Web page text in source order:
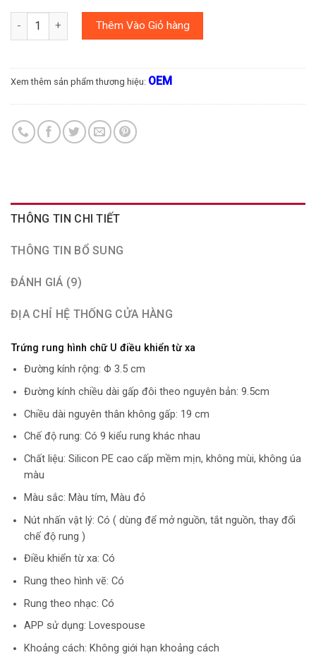
Số lượng Thêm Vào Giỏ hàng
Xem thêm sản phẩm thương hiệu: OEM
THÔNG TIN CHI TIẾT
THÔNG TIN BỔ SUNG
ĐÁNH GIÁ (9)
ĐỊA CHỈ HỆ THỐNG CỬA HÀNG
Trứng rung hình chữ U điều khiển từ xa
Đường kính rộng: Φ 3.5 cm
Đường kính chiều dài gấp đôi theo nguyên bản: 9.5cm
Chiều dài nguyên thân không gấp: 19 cm
Chế độ rung: Có 9 kiểu rung khác nhau
Chất liệu: Silicon PE cao cấp mềm mịn, không mùi, không úa
màu
Màu sắc: Màu tím, Màu đỏ
Nút nhấn vật lý: Có ( dùng để mở nguồn, tắt nguồn, thay đổi
chế độ rung )
Điều khiển từ xa: Có
Rung theo hình vẽ: Có
Rung theo nhạc: Có
APP sử dụng: Lovespouse
Khoảng cách: Không giới hạn khoảng cách